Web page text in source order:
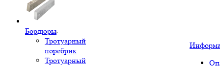
Бордюры
Тротуарный
поребрик
Тротуарный